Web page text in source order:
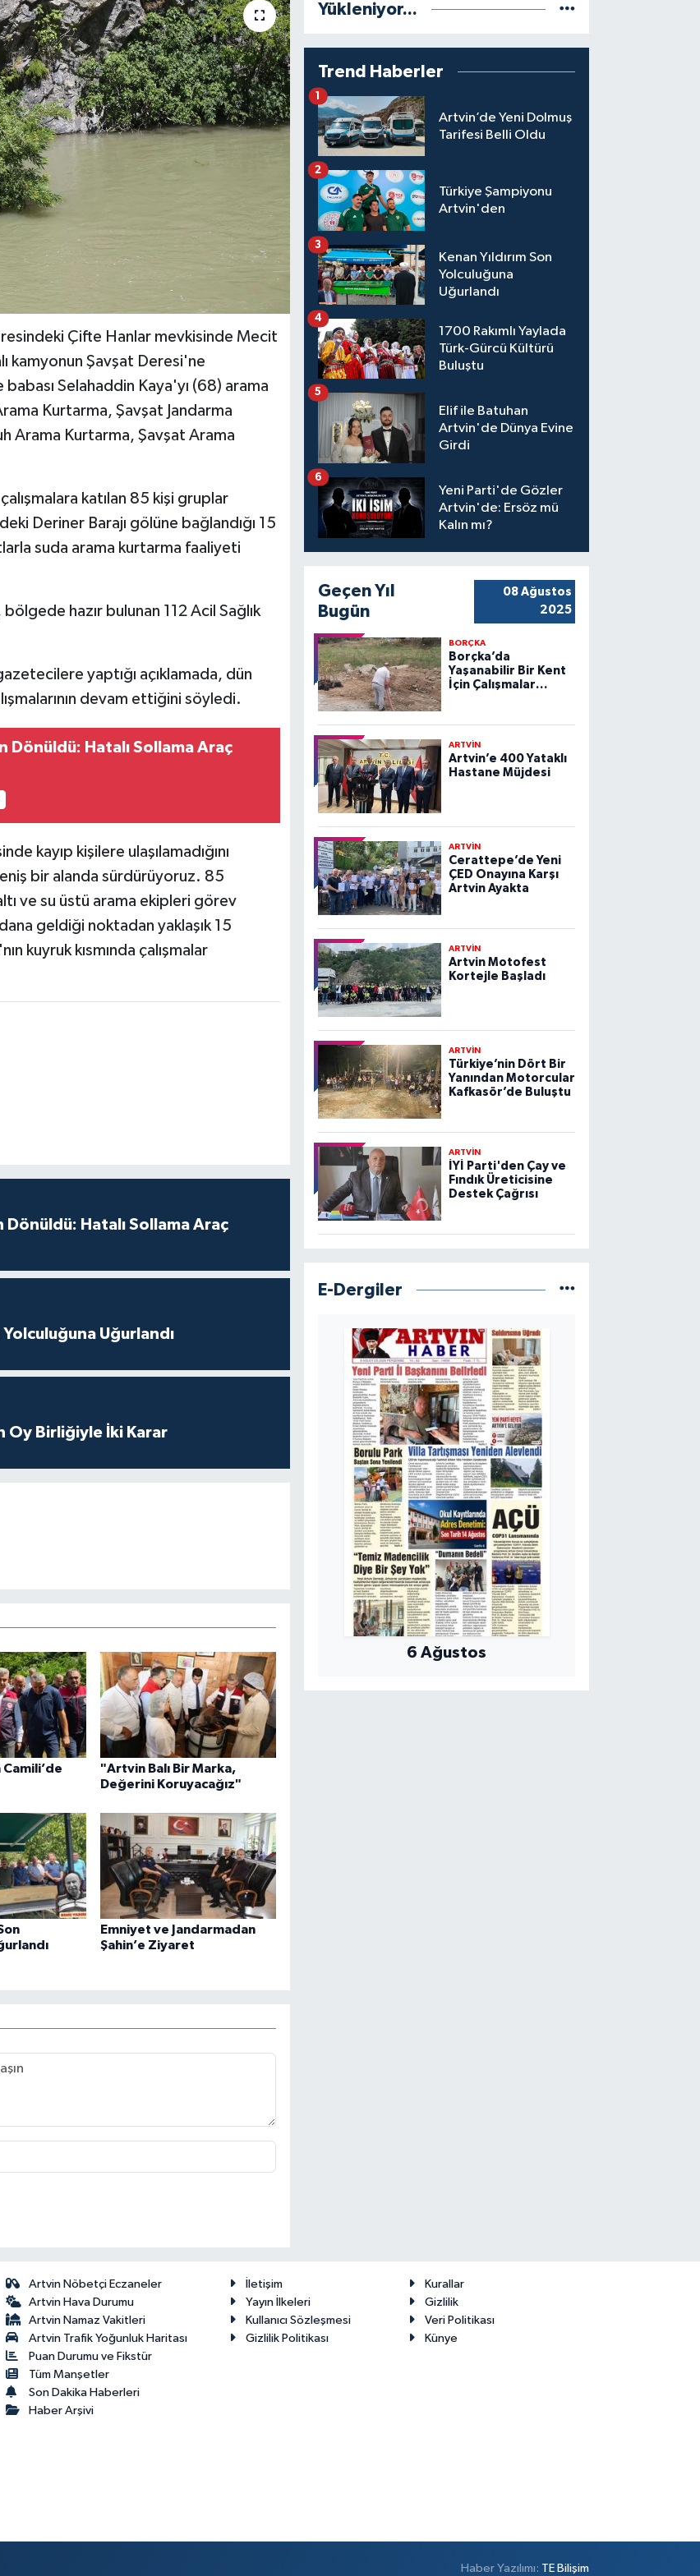
Çifte Hanlar mevkisinde Mecit
kamyonun Şavşat Deresi'ne
Selahaddin Kaya'yı (68) arama
Kurtarma, Şavşat Jandarma
Arama Kurtarma, Şavşat Arama
katılan 85 kişi gruplar
Deriner Barajı gölüne bağlandığı 15
suda arama kurtarma faaliyeti
bölgede hazır bulunan 112 Acil Sağlık
yaptığı açıklamada, dün
devam ettiğini söyledi.
Dönüldü: Hatalı Sollama Araç
kayıp kişilere ulaşılamadığını
bir alanda sürdürüyoruz. 85
ve su üstü arama ekipleri görev
geldiği noktadan yaklaşık 15
kuyruk kısmında çalışmalar
Dönüldü: Hatalı Sollama Araç
Yolculuğuna Uğurlandı
Oy Birliğiyle İki Karar
Camili’de
"Artvin Balı Bir Marka,
Değerini Koruyacağız"
Emniyet ve Jandarmadan
Şahin’e Ziyaret
Yükleniyor...
Trend Haberler
Artvin’de Yeni Dolmuş
Tarifesi Belli Oldu
1
Türkiye Şampiyonu
Artvin'den
2
Kenan Yıldırım Son
Yolculuğuna
Uğurlandı
3
1700 Rakımlı Yaylada
Türk-Gürcü Kültürü
Buluştu
4
Elif ile Batuhan
Artvin'de Dünya Evine
Girdi
5
Yeni Parti'de Gözler
Artvin'de: Ersöz mü
Kalın mı?
6
Geçen Yıl
Bugün
08 Ağustos
2025
BORÇKA
Borçka’da
Yaşanabilir Bir Kent
İçin Çalışmalar
ARTVİN
Artvin’e 400 Yataklı
Hastane Müjdesi
ARTVİN
Cerattepe’de Yeni
ÇED Onayına Karşı
Artvin Ayakta
ARTVİN
Artvin Motofest
Kortejle Başladı
ARTVİN
Türkiye’nin Dört Bir
Yanından Motorcular
Kafkasör’de Buluştu
ARTVİN
İYİ Parti'den Çay ve
Fındık Üreticisine
Destek Çağrısı
E-Dergiler
6 Ağustos
Artvin Nöbetçi Eczaneler
Artvin Hava Durumu
Artvin Namaz Vakitleri
Artvin Trafik Yoğunluk Haritası
Puan Durumu ve Fikstür
Tüm Manşetler
Son Dakika Haberleri
Haber Arşivi
İletişim
Kurallar
Yayın İlkeleri
Gizlilik
Kullanıcı Sözleşmesi
Veri Politikası
Gizlilik Politikası
Künye
Haber Yazılımı: TE Bilişim